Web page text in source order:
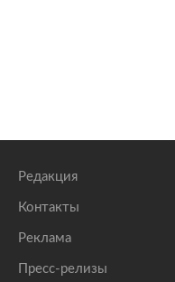
Редакция
Контакты
Реклама
Пресс-релизы